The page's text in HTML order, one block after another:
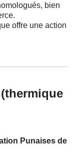
bien
offre une action
Punaises de